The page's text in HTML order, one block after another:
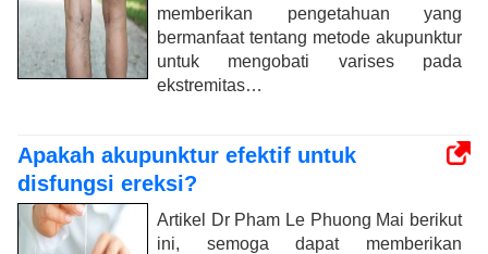
memberikan pengetahuan yang
bermanfaat tentang metode akupunktur
untuk mengobati varises pada
ekstremitas…
Apakah akupunktur efektif untuk
disfungsi ereksi?
Artikel Dr Pham Le Phuong Mai berikut
ini, semoga dapat memberikan